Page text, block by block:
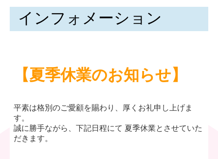
インフォメーション
【夏季休業のお知らせ】
平素は格別のご愛顧を賜わり、厚くお礼申し上げま
す。
誠に勝手ながら、下記日程にて 夏季休業とさせていた
だきます。